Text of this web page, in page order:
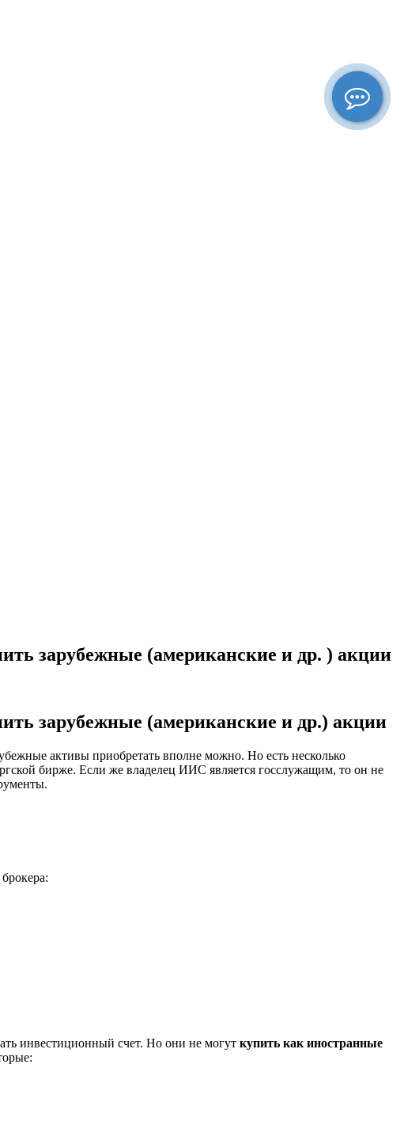
зарубежные (американские и др. ) акции
зарубежные (американские и др.) акции
активы приобретать вполне можно. Но есть несколько
бирже. Если же владелец ИИС является госслужащим, то он не
инвестиционный счет. Но они не могут купить как иностранные